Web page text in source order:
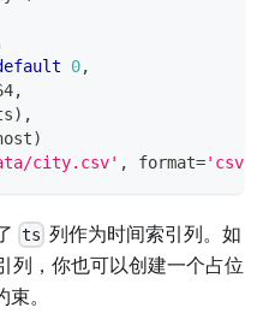
0,
,
) ,
)
city.csv' , format='csv'
ts 列作为时间索引列。如
列，你也可以创建一个占位
束。